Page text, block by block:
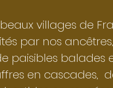
villages de
par nos
paisibles balades
en cascades,